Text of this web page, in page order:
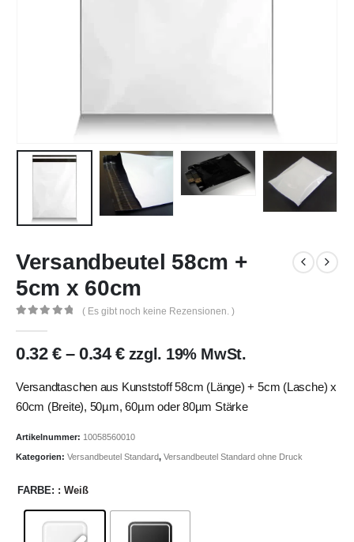
Versandbeutel 58cm +
5cm x 60cm
( Es gibt noch keine Rezensionen. )
0.32 € –0.34€ zzgl. 19% MwSt.
Versandtaschen aus Kunststoff 58cm (Länge) + 5cm (Lasche) x
60cm (Breite), 50µm, 60µm oder 80µm Stärke
Artikelnummer: 10058560010
Kategorien: Versandbeutel Standard, Versandbeutel Standard ohne Druck
FARBE : Weiß